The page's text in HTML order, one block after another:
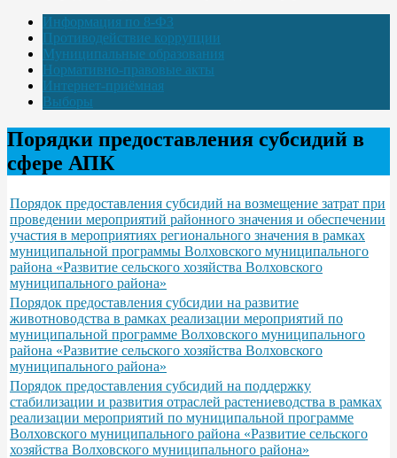
Информация по 8-ФЗ
Противодействие коррупции
Муниципальные образования
Нормативно-правовые акты
Интернет-приёмная
Выборы
Порядки предоставления субсидий в
сфере АПК
Порядок предоставления субсидий на возмещение затрат при
проведении мероприятий районного значения и обеспечении
участия в мероприятиях регионального значения в рамках
муниципальной программы Волховского муниципального
района «Развитие сельского хозяйства Волховского
муниципального района»
Порядок предоставления субсидии на развитие
животноводства в рамках реализации мероприятий по
муниципальной программе Волховского муниципального
района «Развитие сельского хозяйства Волховского
муниципального района»
Порядок предоставления субсидий на поддержку
стабилизации и развития отраслей растениеводства в рамках
реализации мероприятий по муниципальной программе
Волховского муниципального района «Развитие сельского
хозяйства Волховского муниципального района»